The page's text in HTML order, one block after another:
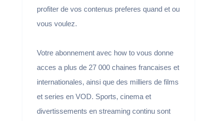
profiter de vos contenus preferes quand et ou
vous voulez.
Votre abonnement avec how to vous donne
acces a plus de 27 000 chaines francaises et
internationales, ainsi que des milliers de films
et series en VOD. Sports, cinema et
divertissements en streaming continu sont